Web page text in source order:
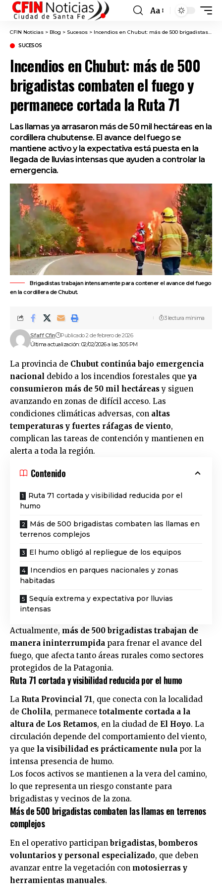
Font
Resizer
Aa
CFIN Noticias > Blog > Sucesos > Incendios en Chubut: más de 500 brigadistas combaten el fuego y permanece cortada la Ruta 71
SUCESOS
Incendios en Chubut: más de 500
brigadistas combaten el fuego y
permanece cortada la Ruta 71
Las llamas ya arrasaron más de 50 mil hectáreas en la
cordillera chubutense. El avance del fuego se
mantiene activo y la expectativa está puesta en la
llegada de lluvias intensas que ayuden a controlar la
emergencia.
Brigadistas trabajan intensamente para contener el avance del fuego
en la cordillera de Chubut.
Última actualización: 02/02/2026 a las 3:05 PM
Sfaff Cfin Publicado 2 de febrero de 2026
3 lectura mínima
La provincia de Chubut continúa bajo emergencia
nacional debido a los incendios forestales que ya
consumieron más de 50 mil hectáreasy siguen
avanzando en zonas de difícil acceso. Las
condiciones climáticas adversas, con altas
temperaturas y fuertes ráfagas de viento,
complican las tareas de contención y mantienen en
alerta a toda la región.
Contenido
Ruta 71 cortada y visibilidad reducida por el
humo
Más de 500 brigadistas combaten las llamas en
terrenos complejos
El humo obligó al repliegue de los equipos
Incendios en parques nacionales y zonas
habitadas
Sequía extrema y expectativa por lluvias
intensas
Actualmente, más de 500 brigadistas trabajan de
manera ininterrumpida para frenar el avance del
fuego, que afecta tanto áreas rurales como sectores
protegidos de la Patagonia.
Ruta 71 cortada y visibilidad reducida por el humo
La Ruta Provincial 71, que conecta con la localidad
de Cholila, permanece totalmente cortada a la
altura de Los Retamos, en la ciudad de El Hoyo. La
circulación depende del comportamiento del viento,
ya que la visibilidad es prácticamente nula por la
intensa presencia de humo.
Los focos activos se mantienen a la vera del camino,
lo que representa un riesgo constante para
brigadistas y vecinos de la zona.
Más de 500 brigadistas combaten las llamas en terrenos
complejos
En el operativo participan brigadistas, bomberos
voluntarios y personal especializado, que deben
avanzar entre la vegetación con motosierras y
herramientas manuales.